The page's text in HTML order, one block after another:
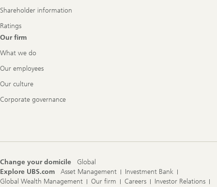
Shareholder information
Ratings
Our firm
What we do
Our employees
Our culture
Corporate governance
Change your domicile
Global
Explore UBS.com
Asset Management
Investment Bank
Global Wealth Management
Our firm Careers Investor Relations